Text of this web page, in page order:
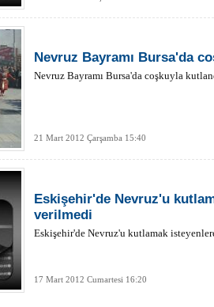
Nevruz Bayramı Bursa'da
Nevruz Bayramı Bursa'da coşkuyla
21 Mart 2012 Çarşamba 15:40
Eskişehir'de Nevruz'u
verilmedi
Eskişehir'de Nevruz'u kutlamak
17 Mart 2012 Cumartesi 16:20